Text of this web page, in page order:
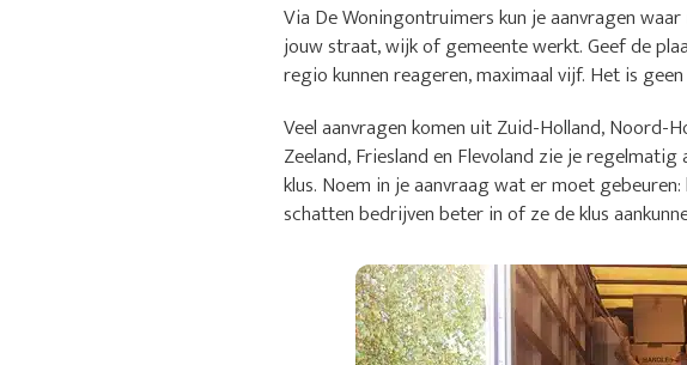
Via De Woningontruimers kun je aanvragen
jouw straat, wijk of gemeente werkt. Geef de
regio kunnen reageren, maximaal vijf. Het is
Veel aanvragen komen uit Zuid-Holland,
Zeeland, Friesland en Flevoland zie je
klus. Noem in je aanvraag wat er moet
schatten bedrijven beter in of ze de klus